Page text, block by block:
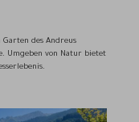
Garten des Andreus
Umgeben von Natur bietet